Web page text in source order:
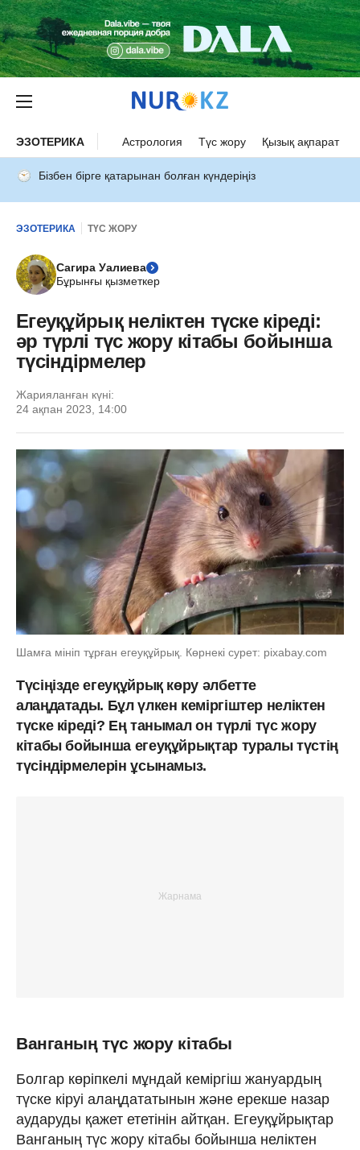
ЭЗОТЕРИКА Астрология Түс жору Қызық ақпарат
Бізбен бірге қатарынан болған күндеріңіз
ЭЗОТЕРИКА ТҮС ЖОРУ
Сагира Уалиева
Бұрынғы қызметкер
Егеуқұйрық неліктен түске кіреді:
әр түрлі түс жору кітабы бойынша
түсіндірмелер
Жарияланған күні:
24 ақпан 2023, 14:00
Шамға мініп тұрған егеуқұйрық. Көрнекі сурет: pixabay.com
Түсіңізде егеуқұйрық көру әлбетте
алаңдатады. Бұл үлкен кеміргіштер неліктен
түске кіреді? Ең танымал он түрлі түс жору
кітабы бойынша егеуқұйрықтар туралы түстің
түсіндірмелерін ұсынамыз.
Ванганың түс жору кітабы
Болгар көріпкелі мұндай кеміргіш жануардың
түске кіруі алаңдататынын және ерекше назар
аударуды қажет ететінін айтқан. Егеуқұйрықтар
Ванганың түс жору кітабы бойынша неліктен